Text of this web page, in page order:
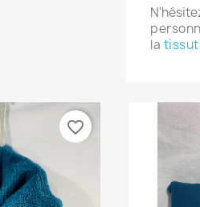
la
favorite_border